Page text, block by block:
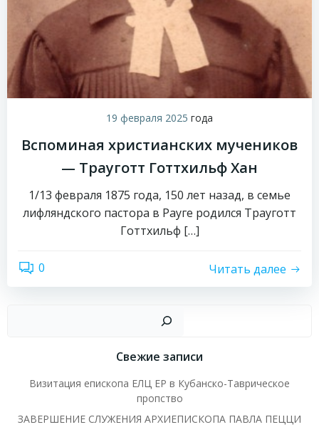
19 февраля 2025 года
Вспоминая христианских мучеников
— Трауготт Готтхильф Хан
1/13 февраля 1875 года, 150 лет назад, в семье
лифляндского пастора в Рауге родился Трауготт
Готтхильф […]
0 Читать далее
Свежие записи
Визитация епископа ЕЛЦ ЕР в Кубанско-Таврическое
пропство
ЗАВЕРШЕНИЕ СЛУЖЕНИЯ АРХИЕПИСКОПА ПАВЛА ПЕЦЦИ